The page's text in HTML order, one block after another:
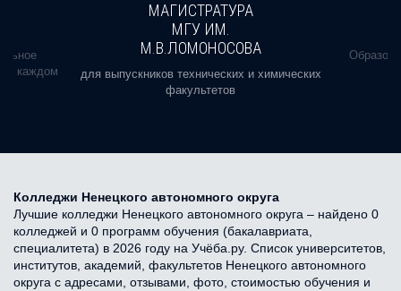
в каждом
МАГИСТРАТУРА
МГУ ИМ.
М.В.ЛОМОНОСОВА
для выпускников технических и химических
факультетов
Колледжи Ненецкого автономного округа
Лучшие колледжи Ненецкого автономного округа – найдено 0
колледжей и 0 программ обучения (бакалавриата,
специалитета) в 2026 году на Учёба.ру. Список университетов,
институтов, академий, факультетов Ненецкого автономного
округа с адресами, отзывами, фото, стоимостью обучения и